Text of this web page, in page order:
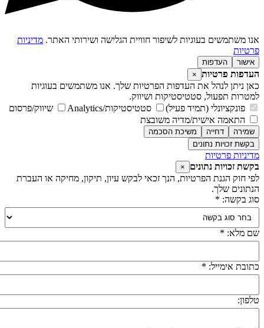
משתמשים בעוגיות לשיפור חוויית הגלישה ושירותי האתר.מדיניות
אישור העדפות
פרטיות ×
ניתן לנהל את העדפות הפרטיות שלך. אנו משתמשים בעוגיות
תפעול, סטטיסטיקות ושיווק.
פונקציונלי (תמיד פעיל)
סטטיסטיקות/Analytics
שיווק/פרסום
התאמה אישית/מדיה משובצת
שמירה דחייה
משיכת הסכמה
בקשת זכויות נתונים
פרטיות
זכויות נתונים ×
חוק הגנת הפרטיות, הנך זכאי לבקש עיון, תיקון, מחיקה או העברת
שלך.
בקשה: *
מלא: *
אימייל: *